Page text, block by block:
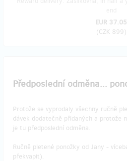
EUR 37.05
(CZK 899)
Předposlední odměna...
Protože se vyprodaly všechny ručně
dávek dodatečně přidaných a protože
je tu předposlední odměna.
Ručně pletené ponožky od Jany -
překvapit).